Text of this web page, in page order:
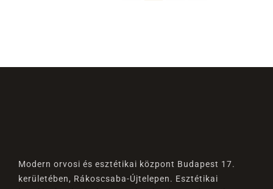
Modern orvosi és esztétikai központ Budapest 17.
kerületében, Rákoscsaba-Újtelepen. Esztétikai